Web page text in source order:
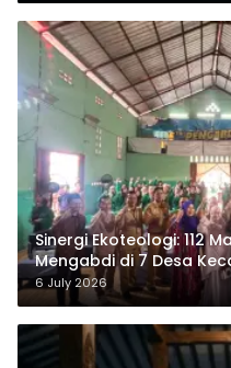
‎Sinergi Ekoteologi: 112
Mengabdi di 7 Desa
6 July 2026